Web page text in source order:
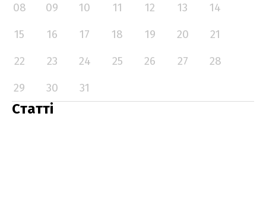
08
09 10 11 12 13
14
15
16 17 18 19 20
21
22
23 24 25 26 27
28
29
30 31
Статті